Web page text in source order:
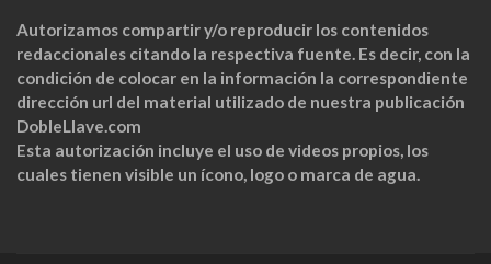
Autorizamos compartir y/o reproducir los contenidos
redaccionales citando la respectiva fuente. Es decir, con la
condición de colocar en la información la correspondiente
dirección url del material utilizado de nuestra publicación
DobleLlave.com
Esta autorización incluye el uso de videos propios, los
cuales tienen visible un ícono, logo o marca de agua.